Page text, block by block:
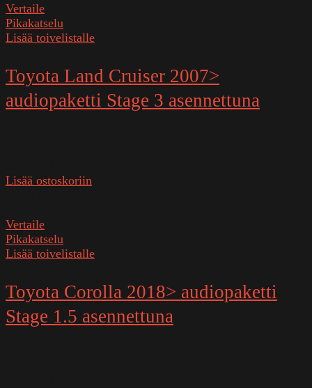
Vertaile
Pikakatselu
Lisää toivelistalle
Toyota Land Cruiser 2007>
audiopaketti Stage 3 asennettuna
Lisää ostoskoriin
Vertaile
Pikakatselu
Lisää toivelistalle
Toyota Corolla 2018> audiopaketti
Stage 1.5 asennettuna